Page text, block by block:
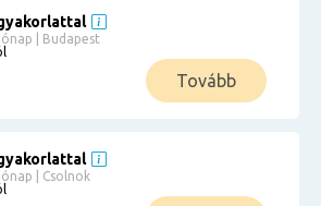
| Budapest
Tovább
| Csolnok